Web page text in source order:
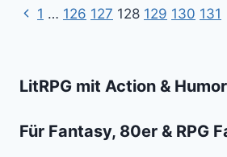
erste
Seitennavigation
Vorherige
1 … 126 127 128 129 130 131
LitRPG mit Action &
Für Fantasy, 80er & RPG